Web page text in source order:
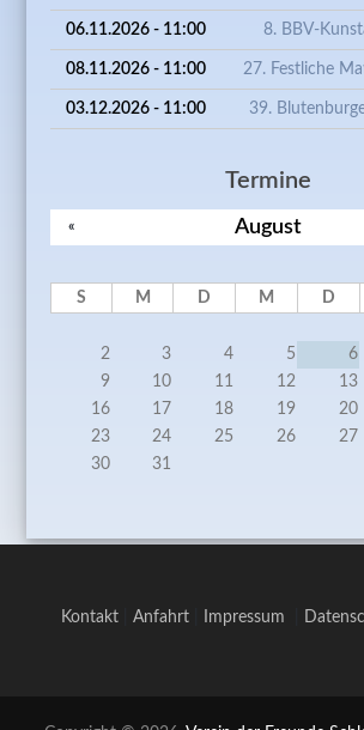
06.11.2026 - 11:00 8. BBV-
08.11.2026 - 11:00 27. Festliche
03.12.2026 - 11:00 39.
Termine
August
«
S M D M D
2
3 4 5 6
9
10 11 12 13
16
17 18 19 20
23
24 25 26 27
30
31
Kontakt Anfahrt Impressum